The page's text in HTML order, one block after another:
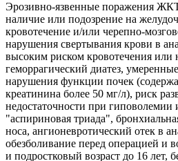
Эрозивно-язвенные поражения
наличие или подозрение на
кровотечение и/или черепно-
нарушения свертывания крови в
высоким риском кровотечения или
геморрагический диатез,
нарушения функции почек
креатинина более 50 мг/л), риск
недостаточности при гиповолемии
"аспириновая триада",
носа, ангионевротический отек в
обезболивание перед операцией и
и подростковый возраст до 16 лет,